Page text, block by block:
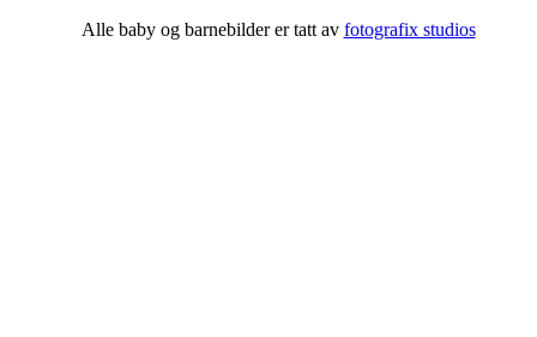
Alle baby og barnebilder er tatt av fotografix studios